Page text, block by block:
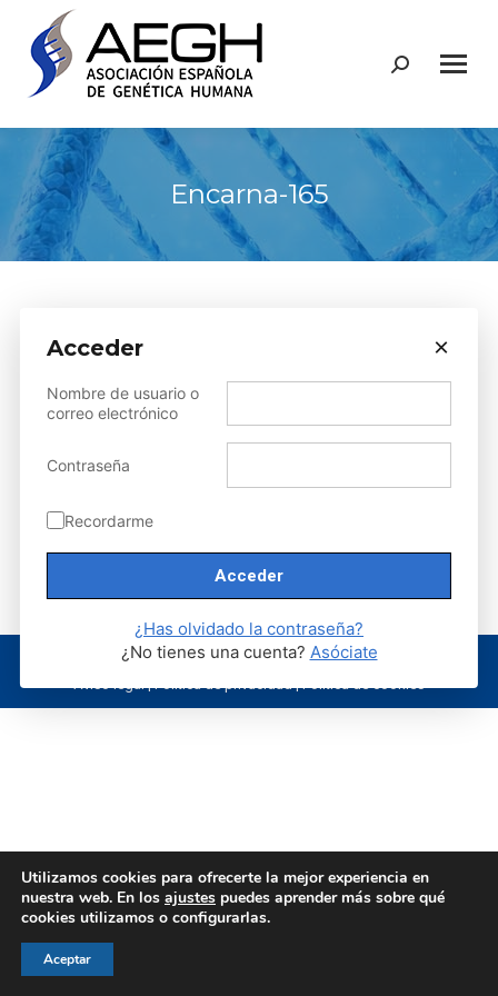
Buscar:
Encarna-165
content.
© AEGH - Todos los derechos reservados
Aviso legal|Política de privacidad|Politica de cookies
Utilizamos cookies para ofrecerte la mejor experiencia en
nuestra web. En los ajustes puedes aprender más sobre qué
cookies utilizamos o configurarlas.
Aceptar
Acceder ×
Nombre de usuario o
correo electrónico
Contraseña
Recordarme
¿Has olvidado la contraseña?
¿No tienes una cuenta? Asóciate